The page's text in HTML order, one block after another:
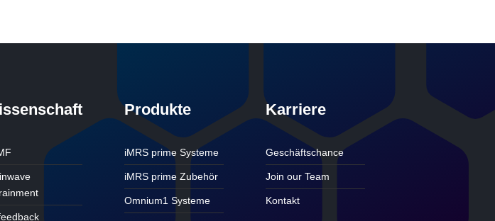
Produkte
iMRS prime Systeme
iMRS prime Zubehör
Omnium1 Systeme
Karriere
Geschäftschance
Join our Team
Kontakt